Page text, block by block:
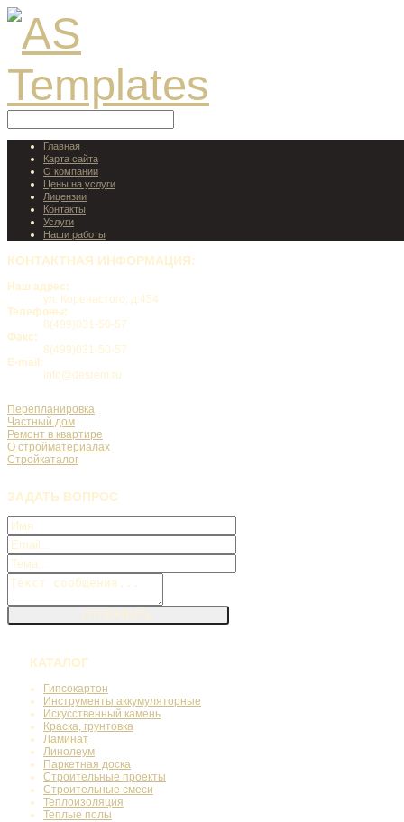
Главная
Карта сайта
О компании
Цены на услуги
Лицензии
Контакты
Услуги
Наши работы
КОНТАКТНАЯ ИНФОРМАЦИЯ:
Наш адрес:
ул. Коренастого, д.454
Телефоны:
8(499)031-50-57
Факс:
8(499)031-50-57
E-mail:
info@desrem.ru
Перепланировка
Частный дом
Ремонт в квартире
О стройматериалах
Стройкаталог
ЗАДАТЬ ВОПРОС
КАТАЛОГ
Гипсокартон
Инструменты аккумуляторные
Искусственный камень
Краска, грунтовка
Ламинат
Линолеум
Паркетная доска
Строительные проекты
Строительные смеси
Теплоизоляция
Теплые полы